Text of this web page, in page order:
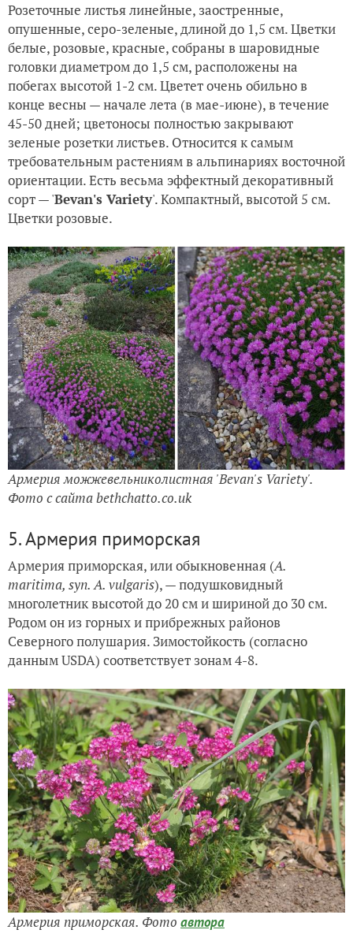
Розеточные листья линейные, заостренные,
опушенные, серо-зеленые, длиной до 1,5 см. Цветки
белые, розовые, красные, собраны в шаровидные
головки диаметром до 1,5 см, расположены на
побегах высотой 1-2 см. Цветет очень обильно в
конце весны — начале лета (в мае-июне), в течение
45-50 дней; цветоносы полностью закрывают
зеленые розетки листьев. Относится к самым
требовательным растениям в альпинариях восточной
ориентации. Есть весьма эффектный декоративный
сорт — 'Bevan's Variety'. Компактный, высотой 5 см.
Цветки розовые.
Армерия можжевельниколистная 'Bevan's Variety'.
Фото с сайта bethchatto.co.uk
5. Армерия приморская
Армерия приморская, или обыкновенная (A.
maritimа, syn. A. vulgaris), — подушковидный
многолетник высотой до 20 см и шириной до 30 см.
Родом он из горных и прибрежных районов
Северного полушария. Зимостойкость (согласно
данным USDA) соответствует зонам 4-8.
Армерия приморская. Фото автора